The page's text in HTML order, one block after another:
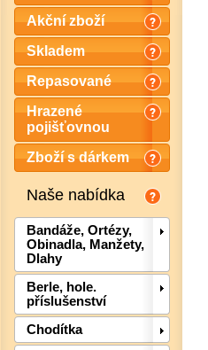
Akční zboží
Skladem
Repasované
Hrazené
pojišťovnou
Zboží s dárkem
Naše nabídka
Bandáže, Ortézy,
Obinadla, Manžety,
Dlahy
Berle, hole.
příslušenství
Chodítka